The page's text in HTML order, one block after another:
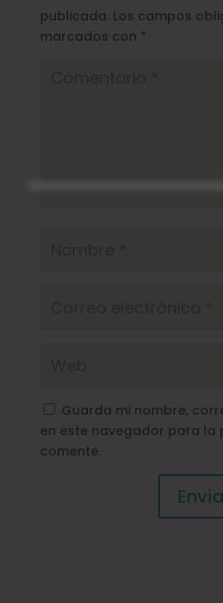
publicada. Los campos
marcados con *
Guarda mi nombre,
en este navegador para la
comente.